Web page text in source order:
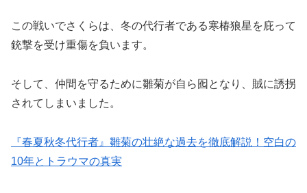
この戦いでさくらは、冬の代行者である寒椿狼星を庇って
銃撃を受け重傷を負います。
そして、仲間を守るために雛菊が自ら囮となり、賊に誘拐
されてしまいました。
『春夏秋冬代行者』雛菊の壮絶な過去を徹底解説！空白の
10年とトラウマの真実